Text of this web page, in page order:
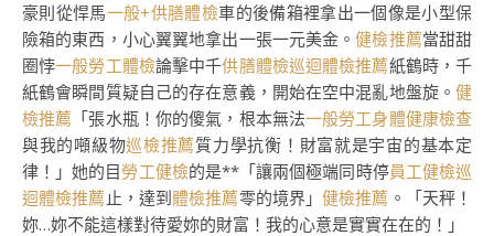
豪則從悍馬一般+供膳體檢車的後備箱裡拿出一個像是小型保
險箱的東西，小心翼翼地拿出一張一元美金。健檢推薦當甜甜
圈悖一般勞工體檢論擊中千供膳體檢巡迴體檢推薦紙鶴時，千
紙鶴會瞬間質疑自己的存在意義，開始在空中混亂地盤旋。 健
檢推薦 「張水瓶！你的傻氣，根本無法一般勞工身體健康檢查
與我的噸級物巡檢推薦質力學抗衡！財富就是宇宙的基本定
律！」她的目勞工健檢的是**「讓兩個極端同時停員工健檢巡
迴體檢推薦 止，達到體檢推薦零的境界」健檢推薦 。「天秤！
妳…妳不能這樣對待愛妳的財富！我的心意是實實在在的！」